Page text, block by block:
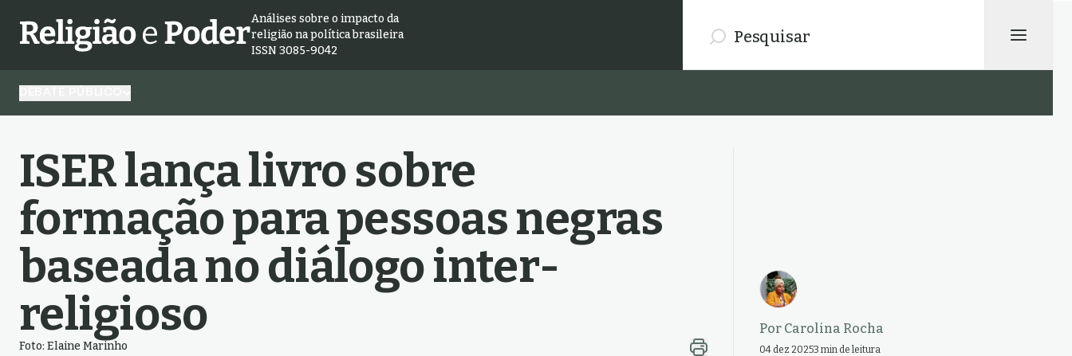
Análises sobre o impacto da
religião na política brasileira
ISSN 3085-9042
ISER lança livro sobre
formação para pessoas negras
baseada no diálogo inter-
religioso
Foto: Elaine Marinho
Por Carolina Rocha
04 dez 20253 min de leitura